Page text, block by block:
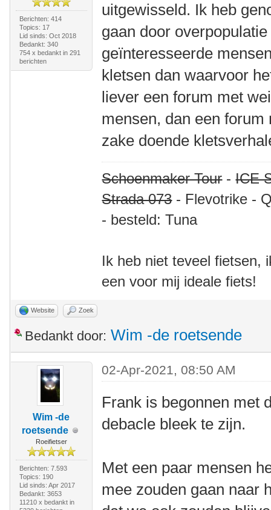
Berichten: 414
Topics: 17
Lid sinds: Oct 2018
Bedankt: 340
754 x bedankt in 291
berichten
uitgewisseld. Ik heb
gaan door
geïnteresseerde
kletsen dan waarvoor
liever een forum met
mensen, dan een
zake doende
Schoenmaker Tour-ICE
Strada 073- Flevotrike -
- besteld: Tuna
Ik heb niet teveel fietsen,
een voor mij ideale fiets!
Website Zoek
Bedankt door: Wim -de roetsende
Wim -de
roetsende
Roeifietser
Berichten: 7.593
Topics: 190
Lid sinds: Apr 2017
Bedankt: 3653
11210 x bedankt in
02-Apr-2021, 08:50 AM
Frank is begonnen met
debacle bleek te zijn.
Met een paar mensen
mee zouden gaan naar